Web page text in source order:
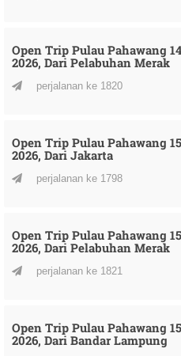
Open Trip Pulau Pahawang
2026, Dari Pelabuhan Merak
perjalanan ke 1820
Open Trip Pulau Pahawang
2026, Dari Jakarta
perjalanan ke 1798
Open Trip Pulau Pahawang
2026, Dari Pelabuhan Merak
perjalanan ke 1821
Open Trip Pulau Pahawang
2026, Dari Bandar Lampung